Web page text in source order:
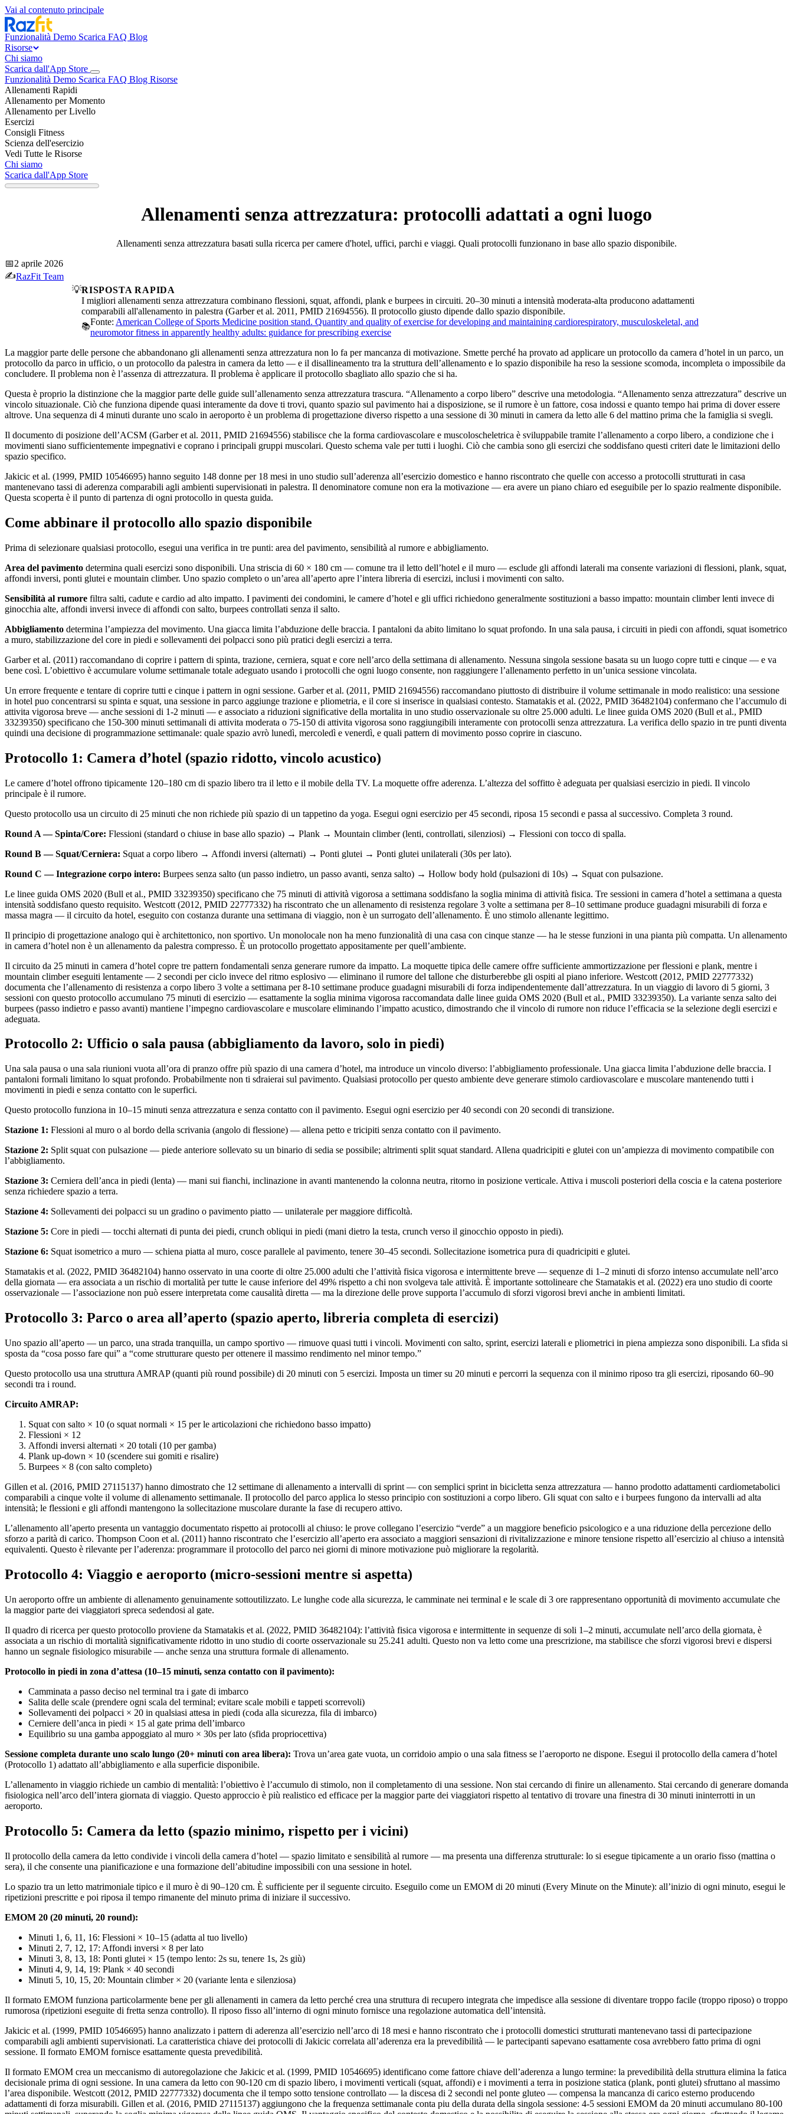
Vai al contenuto principale
Funzionalità Demo Scarica FAQ Blog
Risorse
Chi siamo
Scarica dall'App Store
Funzionalità Demo Scarica FAQ Blog Risorse
Allenamenti Rapidi
Allenamento per Momento
Allenamento per Livello
Esercizi
Consigli Fitness
Scienza dell'esercizio
Vedi Tutte le Risorse
Chi siamo
Scarica dall'App Store
Allenamenti senza attrezzatura: protocolli adattati a ogni luogo
Allenamenti senza attrezzatura basati sulla ricerca per camere d'hotel, uffici, parchi e viaggi. Quali protocolli funzionano in base allo spazio disponibile.
📅2 aprile 2026
✍️RazFit Team
💡RISPOSTA RAPIDA
I migliori allenamenti senza attrezzatura combinano flessioni, squat, affondi, plank e burpees in circuiti. 20–30 minuti a intensità moderata-alta producono adattamenti
comparabili all'allenamento in palestra (Garber et al. 2011, PMID 21694556). Il protocollo giusto dipende dallo spazio disponibile.
📚Fonte: American College of Sports Medicine position stand. Quantity and quality of exercise for developing and maintaining cardiorespiratory, musculoskeletal, and
neuromotor fitness in apparently healthy adults: guidance for prescribing exercise
La maggior parte delle persone che abbandonano gli allenamenti senza attrezzatura non lo fa per mancanza di motivazione. Smette perché ha provato ad applicare un protocollo da camera d’hotel in un parco, un
protocollo da parco in ufficio, o un protocollo da palestra in camera da letto — e il disallineamento tra la struttura dell’allenamento e lo spazio disponibile ha reso la sessione scomoda, incompleta o impossibile da
concludere. Il problema non è l’assenza di attrezzatura. Il problema è applicare il protocollo sbagliato allo spazio che si ha.
Questa è proprio la distinzione che la maggior parte delle guide sull’allenamento senza attrezzatura trascura. “Allenamento a corpo libero” descrive una metodologia. “Allenamento senza attrezzatura” descrive un
vincolo situazionale. Ciò che funziona dipende quasi interamente da dove ti trovi, quanto spazio sul pavimento hai a disposizione, se il rumore è un fattore, cosa indossi e quanto tempo hai prima di dover essere
altrove. Una sequenza di 4 minuti durante uno scalo in aeroporto è un problema di progettazione diverso rispetto a una sessione di 30 minuti in camera da letto alle 6 del mattino prima che la famiglia si svegli.
Il documento di posizione dell’ACSM (Garber et al. 2011, PMID 21694556) stabilisce che la forma cardiovascolare e muscoloscheletrica è sviluppabile tramite l’allenamento a corpo libero, a condizione che i
movimenti siano sufficientemente impegnativi e coprano i principali gruppi muscolari. Questo schema vale per tutti i luoghi. Ciò che cambia sono gli esercizi che soddisfano questi criteri date le limitazioni dello
spazio specifico.
Jakicic et al. (1999, PMID 10546695) hanno seguito 148 donne per 18 mesi in uno studio sull’aderenza all’esercizio domestico e hanno riscontrato che quelle con accesso a protocolli strutturati in casa
mantenevano tassi di aderenza comparabili agli ambienti supervisionati in palestra. Il denominatore comune non era la motivazione — era avere un piano chiaro ed eseguibile per lo spazio realmente disponibile.
Questa scoperta è il punto di partenza di ogni protocollo in questa guida.
Come abbinare il protocollo allo spazio disponibile
Prima di selezionare qualsiasi protocollo, esegui una verifica in tre punti: area del pavimento, sensibilità al rumore e abbigliamento.
Area del pavimento determina quali esercizi sono disponibili. Una striscia di 60 × 180 cm — comune tra il letto dell’hotel e il muro — esclude gli affondi laterali ma consente variazioni di flessioni, plank, squat,
affondi inversi, ponti glutei e mountain climber. Uno spazio completo o un’area all’aperto apre l’intera libreria di esercizi, inclusi i movimenti con salto.
Sensibilità al rumore filtra salti, cadute e cardio ad alto impatto. I pavimenti dei condomini, le camere d’hotel e gli uffici richiedono generalmente sostituzioni a basso impatto: mountain climber lenti invece di
ginocchia alte, affondi inversi invece di affondi con salto, burpees controllati senza il salto.
Abbigliamento determina l’ampiezza del movimento. Una giacca limita l’abduzione delle braccia. I pantaloni da abito limitano lo squat profondo. In una sala pausa, i circuiti in piedi con affondi, squat isometrico
a muro, stabilizzazione del core in piedi e sollevamenti dei polpacci sono più pratici degli esercizi a terra.
Garber et al. (2011) raccomandano di coprire i pattern di spinta, trazione, cerniera, squat e core nell’arco della settimana di allenamento. Nessuna singola sessione basata su un luogo copre tutti e cinque — e va
bene così. L’obiettivo è accumulare volume settimanale totale adeguato usando i protocolli che ogni luogo consente, non raggiungere l’allenamento perfetto in un’unica sessione vincolata.
Un errore frequente e tentare di coprire tutti e cinque i pattern in ogni sessione. Garber et al. (2011, PMID 21694556) raccomandano piuttosto di distribuire il volume settimanale in modo realistico: una sessione
in hotel puo concentrarsi su spinta e squat, una sessione in parco aggiunge trazione e pliometria, e il core si inserisce in qualsiasi contesto. Stamatakis et al. (2022, PMID 36482104) confermano che l’accumulo di
attivita vigorosa breve — anche sessioni di 1-2 minuti — e associato a riduzioni significative della mortalita in uno studio osservazionale su oltre 25.000 adulti. Le linee guida OMS 2020 (Bull et al., PMID
33239350) specificano che 150-300 minuti settimanali di attivita moderata o 75-150 di attivita vigorosa sono raggiungibili interamente con protocolli senza attrezzatura. La verifica dello spazio in tre punti diventa
quindi una decisione di programmazione settimanale: quale spazio avrò lunedì, mercoledì e venerdì, e quali pattern di movimento posso coprire in ciascuno.
Protocollo 1: Camera d’hotel (spazio ridotto, vincolo acustico)
Le camere d’hotel offrono tipicamente 120–180 cm di spazio libero tra il letto e il mobile della TV. La moquette offre aderenza. L’altezza del soffitto è adeguata per qualsiasi esercizio in piedi. Il vincolo
principale è il rumore.
Questo protocollo usa un circuito di 25 minuti che non richiede più spazio di un tappetino da yoga. Esegui ogni esercizio per 45 secondi, riposa 15 secondi e passa al successivo. Completa 3 round.
Round A — Spinta/Core: Flessioni (standard o chiuse in base allo spazio) → Plank → Mountain climber (lenti, controllati, silenziosi) → Flessioni con tocco di spalla.
Round B — Squat/Cerniera: Squat a corpo libero → Affondi inversi (alternati) → Ponti glutei → Ponti glutei unilaterali (30s per lato).
Round C — Integrazione corpo intero: Burpees senza salto (un passo indietro, un passo avanti, senza salto) → Hollow body hold (pulsazioni di 10s) → Squat con pulsazione.
Le linee guida OMS 2020 (Bull et al., PMID 33239350) specificano che 75 minuti di attività vigorosa a settimana soddisfano la soglia minima di attività fisica. Tre sessioni in camera d’hotel a settimana a questa
intensità soddisfano questo requisito. Westcott (2012, PMID 22777332) ha riscontrato che un allenamento di resistenza regolare 3 volte a settimana per 8–10 settimane produce guadagni misurabili di forza e
massa magra — il circuito da hotel, eseguito con costanza durante una settimana di viaggio, non è un surrogato dell’allenamento. È uno stimolo allenante legittimo.
Il principio di progettazione analogo qui è architettonico, non sportivo. Un monolocale non ha meno funzionalità di una casa con cinque stanze — ha le stesse funzioni in una pianta più compatta. Un allenamento
in camera d’hotel non è un allenamento da palestra compresso. È un protocollo progettato appositamente per quell’ambiente.
Il circuito da 25 minuti in camera d’hotel copre tre pattern fondamentali senza generare rumore da impatto. La moquette tipica delle camere offre sufficiente ammortizzazione per flessioni e plank, mentre i
mountain climber eseguiti lentamente — 2 secondi per ciclo invece del ritmo esplosivo — eliminano il rumore del tallone che disturberebbe gli ospiti al piano inferiore. Westcott (2012, PMID 22777332)
documenta che l’allenamento di resistenza a corpo libero 3 volte a settimana per 8-10 settimane produce guadagni misurabili di forza indipendentemente dall’attrezzatura. In un viaggio di lavoro di 5 giorni, 3
sessioni con questo protocollo accumulano 75 minuti di esercizio — esattamente la soglia minima vigorosa raccomandata dalle linee guida OMS 2020 (Bull et al., PMID 33239350). La variante senza salto dei
burpees (passo indietro e passo avanti) mantiene l’impegno cardiovascolare e muscolare eliminando l’impatto acustico, dimostrando che il vincolo di rumore non riduce l’efficacia se la selezione degli esercizi e
adeguata.
Protocollo 2: Ufficio o sala pausa (abbigliamento da lavoro, solo in piedi)
Una sala pausa o una sala riunioni vuota all’ora di pranzo offre più spazio di una camera d’hotel, ma introduce un vincolo diverso: l’abbigliamento professionale. Una giacca limita l’abduzione delle braccia. I
pantaloni formali limitano lo squat profondo. Probabilmente non ti sdraierai sul pavimento. Qualsiasi protocollo per questo ambiente deve generare stimolo cardiovascolare e muscolare mantenendo tutti i
movimenti in piedi e senza contatto con le superfici.
Questo protocollo funziona in 10–15 minuti senza attrezzatura e senza contatto con il pavimento. Esegui ogni esercizio per 40 secondi con 20 secondi di transizione.
Stazione 1: Flessioni al muro o al bordo della scrivania (angolo di flessione) — allena petto e tricipiti senza contatto con il pavimento.
Stazione 2: Split squat con pulsazione — piede anteriore sollevato su un binario di sedia se possibile; altrimenti split squat standard. Allena quadricipiti e glutei con un’ampiezza di movimento compatibile con
l’abbigliamento.
Stazione 3: Cerniera dell’anca in piedi (lenta) — mani sui fianchi, inclinazione in avanti mantenendo la colonna neutra, ritorno in posizione verticale. Attiva i muscoli posteriori della coscia e la catena posteriore
senza richiedere spazio a terra.
Stazione 4: Sollevamenti dei polpacci su un gradino o pavimento piatto — unilaterale per maggiore difficoltà.
Stazione 5: Core in piedi — tocchi alternati di punta dei piedi, crunch obliqui in piedi (mani dietro la testa, crunch verso il ginocchio opposto in piedi).
Stazione 6: Squat isometrico a muro — schiena piatta al muro, cosce parallele al pavimento, tenere 30–45 secondi. Sollecitazione isometrica pura di quadricipiti e glutei.
Stamatakis et al. (2022, PMID 36482104) hanno osservato in una coorte di oltre 25.000 adulti che l’attività fisica vigorosa e intermittente breve — sequenze di 1–2 minuti di sforzo intenso accumulate nell’arco
della giornata — era associata a un rischio di mortalità per tutte le cause inferiore del 49% rispetto a chi non svolgeva tale attività. È importante sottolineare che Stamatakis et al. (2022) era uno studio di coorte
osservazionale — l’associazione non può essere interpretata come causalità diretta — ma la direzione delle prove supporta l’accumulo di sforzi vigorosi brevi anche in ambienti limitati.
Protocollo 3: Parco o area all’aperto (spazio aperto, libreria completa di esercizi)
Uno spazio all’aperto — un parco, una strada tranquilla, un campo sportivo — rimuove quasi tutti i vincoli. Movimenti con salto, sprint, esercizi laterali e pliometrici in piena ampiezza sono disponibili. La sfida si
sposta da “cosa posso fare qui” a “come strutturare questo per ottenere il massimo rendimento nel minor tempo.”
Questo protocollo usa una struttura AMRAP (quanti più round possibile) di 20 minuti con 5 esercizi. Imposta un timer su 20 minuti e percorri la sequenza con il minimo riposo tra gli esercizi, riposando 60–90
secondi tra i round.
Circuito AMRAP:
Squat con salto × 10 (o squat normali × 15 per le articolazioni che richiedono basso impatto)
Flessioni × 12
Affondi inversi alternati × 20 totali (10 per gamba)
Plank up-down × 10 (scendere sui gomiti e risalire)
Burpees × 8 (con salto completo)
Gillen et al. (2016, PMID 27115137) hanno dimostrato che 12 settimane di allenamento a intervalli di sprint — con semplici sprint in bicicletta senza attrezzatura — hanno prodotto adattamenti cardiometabolici
comparabili a cinque volte il volume di allenamento settimanale. Il protocollo del parco applica lo stesso principio con sostituzioni a corpo libero. Gli squat con salto e i burpees fungono da intervalli ad alta
intensità; le flessioni e gli affondi mantengono la sollecitazione muscolare durante la fase di recupero attivo.
L’allenamento all’aperto presenta un vantaggio documentato rispetto ai protocolli al chiuso: le prove collegano l’esercizio “verde” a un maggiore beneficio psicologico e a una riduzione della percezione dello
sforzo a parità di carico. Thompson Coon et al. (2011) hanno riscontrato che l’esercizio all’aperto era associato a maggiori sensazioni di rivitalizzazione e minore tensione rispetto all’esercizio al chiuso a intensità
equivalenti. Questo è rilevante per l’aderenza: programmare il protocollo del parco nei giorni di minore motivazione può migliorare la regolarità.
Protocollo 4: Viaggio e aeroporto (micro-sessioni mentre si aspetta)
Un aeroporto offre un ambiente di allenamento genuinamente sottoutilizzato. Le lunghe code alla sicurezza, le camminate nei terminal e le scale di 3 ore rappresentano opportunità di movimento accumulate che
la maggior parte dei viaggiatori spreca sedendosi al gate.
Il quadro di ricerca per questo protocollo proviene da Stamatakis et al. (2022, PMID 36482104): l’attività fisica vigorosa e intermittente in sequenze di soli 1–2 minuti, accumulate nell’arco della giornata, è
associata a un rischio di mortalità significativamente ridotto in uno studio di coorte osservazionale su 25.241 adulti. Questo non va letto come una prescrizione, ma stabilisce che sforzi vigorosi brevi e dispersi
hanno un segnale fisiologico misurabile — anche senza una struttura formale di allenamento.
Protocollo in piedi in zona d’attesa (10–15 minuti, senza contatto con il pavimento):
Camminata a passo deciso nel terminal tra i gate di imbarco
Salita delle scale (prendere ogni scala del terminal; evitare scale mobili e tappeti scorrevoli)
Sollevamenti dei polpacci × 20 in qualsiasi attesa in piedi (coda alla sicurezza, fila di imbarco)
Cerniere dell’anca in piedi × 15 al gate prima dell’imbarco
Equilibrio su una gamba appoggiato al muro × 30s per lato (sfida propriocettiva)
Sessione completa durante uno scalo lungo (20+ minuti con area libera): Trova un’area gate vuota, un corridoio ampio o una sala fitness se l’aeroporto ne dispone. Esegui il protocollo della camera d’hotel
(Protocollo 1) adattato all’abbigliamento e alla superficie disponibile.
L’allenamento in viaggio richiede un cambio di mentalità: l’obiettivo è l’accumulo di stimolo, non il completamento di una sessione. Non stai cercando di finire un allenamento. Stai cercando di generare domanda
fisiologica nell’arco dell’intera giornata di viaggio. Questo approccio è più realistico ed efficace per la maggior parte dei viaggiatori rispetto al tentativo di trovare una finestra di 30 minuti ininterrotti in un
aeroporto.
Protocollo 5: Camera da letto (spazio minimo, rispetto per i vicini)
Il protocollo della camera da letto condivide i vincoli della camera d’hotel — spazio limitato e sensibilità al rumore — ma presenta una differenza strutturale: lo si esegue tipicamente a un orario fisso (mattina o
sera), il che consente una pianificazione e una formazione dell’abitudine impossibili con una sessione in hotel.
Lo spazio tra un letto matrimoniale tipico e il muro è di 90–120 cm. È sufficiente per il seguente circuito. Eseguilo come un EMOM di 20 minuti (Every Minute on the Minute): all’inizio di ogni minuto, esegui le
ripetizioni prescritte e poi riposa il tempo rimanente del minuto prima di iniziare il successivo.
EMOM 20 (20 minuti, 20 round):
Minuti 1, 6, 11, 16: Flessioni × 10–15 (adatta al tuo livello)
Minuti 2, 7, 12, 17: Affondi inversi × 8 per lato
Minuti 3, 8, 13, 18: Ponti glutei × 15 (tempo lento: 2s su, tenere 1s, 2s giù)
Minuti 4, 9, 14, 19: Plank × 40 secondi
Minuti 5, 10, 15, 20: Mountain climber × 20 (variante lenta e silenziosa)
Il formato EMOM funziona particolarmente bene per gli allenamenti in camera da letto perché crea una struttura di recupero integrata che impedisce alla sessione di diventare troppo facile (troppo riposo) o troppo
rumorosa (ripetizioni eseguite di fretta senza controllo). Il riposo fisso all’interno di ogni minuto fornisce una regolazione automatica dell’intensità.
Jakicic et al. (1999, PMID 10546695) hanno analizzato i pattern di aderenza all’esercizio nell’arco di 18 mesi e hanno riscontrato che i protocolli domestici strutturati mantenevano tassi di partecipazione
comparabili agli ambienti supervisionati. La caratteristica chiave dei protocolli di Jakicic correlata all’aderenza era la prevedibilità — le partecipanti sapevano esattamente cosa avrebbero fatto prima di ogni
sessione. Il formato EMOM fornisce esattamente questa prevedibilità.
Il formato EMOM crea un meccanismo di autoregolazione che Jakicic et al. (1999, PMID 10546695) identificano come fattore chiave dell’aderenza a lungo termine: la prevedibilità della struttura elimina la fatica
decisionale prima di ogni sessione. In una camera da letto con 90-120 cm di spazio libero, i movimenti verticali (squat, affondi) e i movimenti a terra in posizione statica (plank, ponti glutei) sfruttano al massimo
l’area disponibile. Westcott (2012, PMID 22777332) documenta che il tempo sotto tensione controllato — la discesa di 2 secondi nel ponte gluteo — compensa la mancanza di carico esterno producendo
adattamenti di forza misurabili. Gillen et al. (2016, PMID 27115137) aggiungono che la frequenza settimanale conta piu della durata della singola sessione: 4-5 sessioni EMOM da 20 minuti accumulano 80-100